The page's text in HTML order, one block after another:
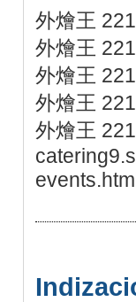
外燴王
外燴王
外燴王
外燴王
外燴王